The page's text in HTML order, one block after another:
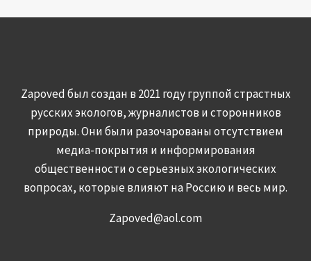
Zapoved был создан в 2021 году группой страстных
русских экологов, журналистов и сторонников
природы. Они были разочарованы отсутствием
медиа-покрытия и информирования
общественности о серьезных экологических
вопросах, которые влияют на Россию и весь мир.
Zapoved@aol.com